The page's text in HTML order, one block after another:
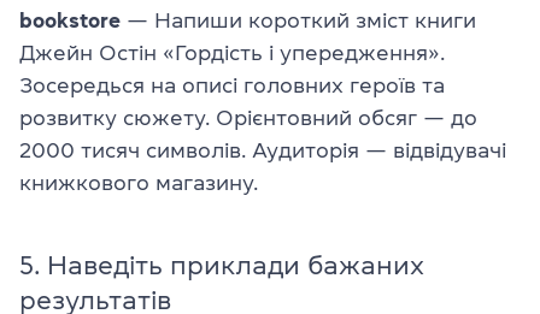
bookstore — Напиши короткий зміст книги
Джейн Остін «Гордість і упередження».
Зосередься на описі головних героїв та
розвитку сюжету. Орієнтовний обсяг — до
2000 тисяч символів. Аудиторія — відвідувачі
книжкового магазину.
5. Наведіть приклади бажаних
результатів